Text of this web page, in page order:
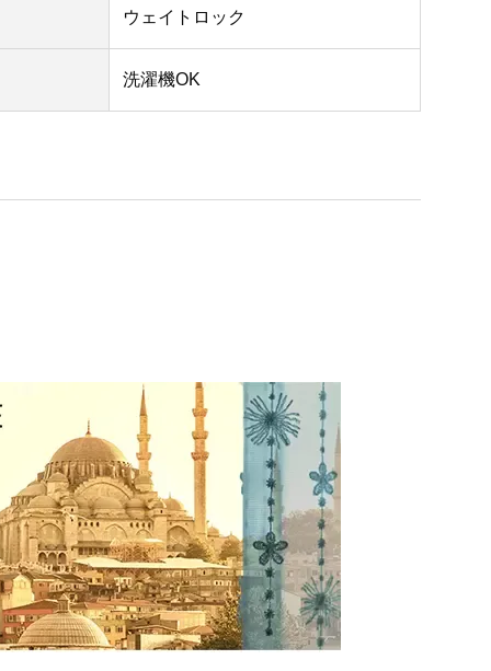
ウェイトロック
洗濯機OK